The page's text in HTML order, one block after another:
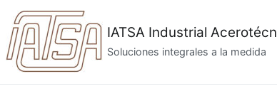
IATSA Industrial
Soluciones integrales a la medida